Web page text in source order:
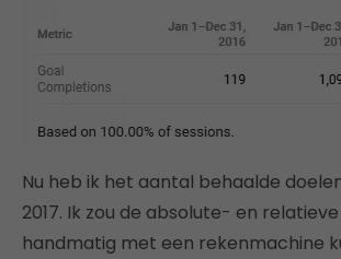
Nu heb ik het aantal behaalde
2017. Ik zou de absolute- en
handmatig met een rekenmachine